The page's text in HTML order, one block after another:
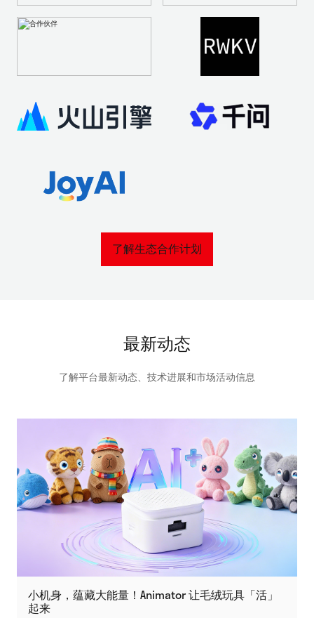
了解生态合作计划
最新动态
了解平台最新动态、技术进展和市场活动信息
小机身，蕴藏大能量！Animator 让毛绒玩具「活」
起来